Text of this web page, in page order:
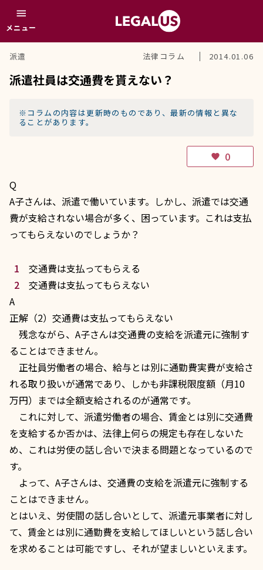
menu
メニュー
派遣 法律コラム 2014.01.06
派遣社員は交通費を貰えない？
※コラムの内容は更新時のものであり、最新の情報と異な
ることがあります。
favorite
0
Q
A子さんは、派遣で働いています。しかし、派遣では交通
費が支給されない場合が多く、困っています。これは支払
ってもらえないのでしょうか？
交通費は支払ってもらえる
交通費は支払ってもらえない
A
正解（2）交通費は支払ってもらえない
残念ながら、A子さんは交通費の支給を派遣元に強制す
ることはできません。
正社員労働者の場合、給与とは別に通勤費実費が支給さ
れる取り扱いが通常であり、しかも非課税限度額（月10
万円）までは全額支給されるのが通常です。
これに対して、派遣労働者の場合、賃金とは別に交通費
を支給するか否かは、法律上何らの規定も存在しないた
め、これは労使の話し合いで決まる問題となっているので
す。
よって、A子さんは、交通費の支給を派遣元に強制する
ことはできません。
とはいえ、労使間の話し合いとして、派遣元事業者に対し
て、賃金とは別に通勤費を支給してほしいという話し合い
を求めることは可能ですし、それが望ましいといえます。